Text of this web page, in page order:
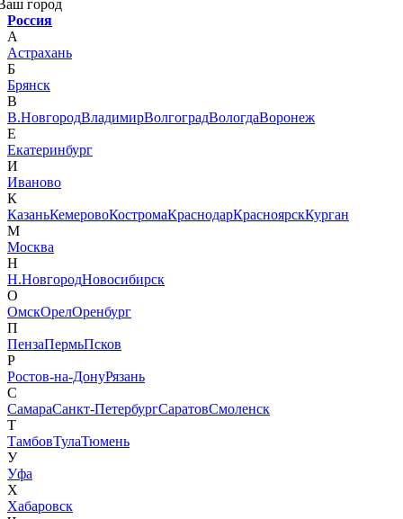
город
Россия
А
Астрахань
Б
Брянск
В
В.НовгородВладимирВолгоградВологдаВоронеж
Е
Екатеринбург
И
Иваново
К
КазаньКемеровоКостромаКраснодарКрасноярскКурган
М
Москва
Н
Н.НовгородНовосибирск
О
ОмскОрелОренбург
П
ПензаПермьПсков
Р
Ростов-на-ДонуРязань
С
СамараСанкт-ПетербургСаратовСмоленск
Т
ТамбовТулаТюмень
У
Уфа
Х
Хабаровск